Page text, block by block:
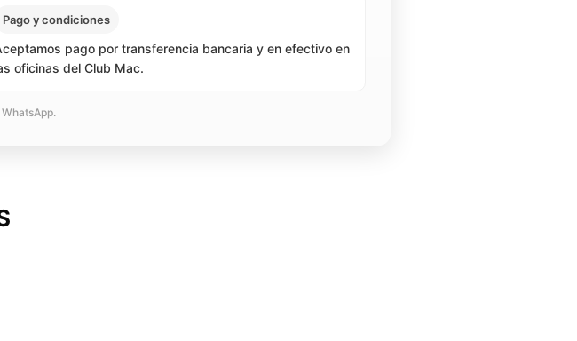
Pago y condiciones
pago por transferencia bancaria y en efectivo en
oficinas del Club Mac.